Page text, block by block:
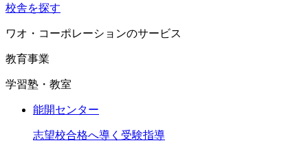
校舎を探す
ワオ・コーポレーションのサービス
教育事業
学習塾・教室
能開センター
志望校合格へ導く受験指導